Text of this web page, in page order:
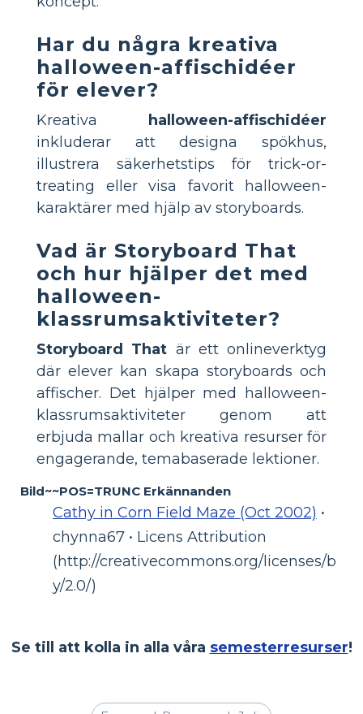
Har du några kreativa
halloween-affischidéer
för elever?
Kreativa
halloween-affischidéer
inkluderar att designa spökhus,
illustrera säkerhetstips för trick-or-
treating eller visa favorit halloween-
karaktärer med hjälp av storyboards.
Vad är Storyboard That
och hur hjälper det med
halloween-
klassrumsaktiviteter?
Storyboard That är ett onlineverktyg
där elever kan skapa storyboards och
affischer. Det hjälper med halloween-
klassrumsaktiviteter genom att
erbjuda mallar och kreativa resurser för
engagerande, temabaserade lektioner.
Bild~~POS=TRUNC Erkännanden
Cathy in Corn Field Maze (Oct 2002) •
chynna67 • Licens Attribution
(http://creativecommons.org/licenses/b
y/2.0/)
Se till att kolla in alla våra semesterresurser!